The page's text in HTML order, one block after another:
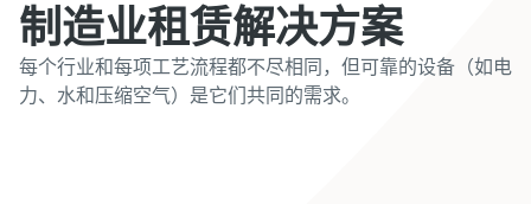
制造业租赁解决方案
每个行业和每项工艺流程都不尽相同，但可靠的设备（如电
力、水和压缩空气）是它们共同的需求。